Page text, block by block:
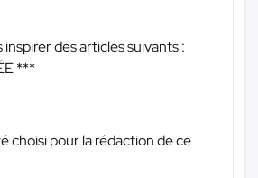
des articles suivants :
***
choisi pour la rédaction de ce